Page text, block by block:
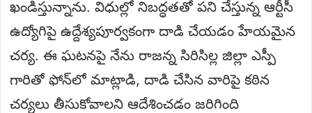
ఖండిస్తున్నాను. విధుల్లో నిబద్ధతతో పని చేస్తున్న ఆర్టీసీ
ఉద్యోగిపై ఉద్దేశ్యపూర్వకంగా దాడి చేయడం హేయమైన
చర్య. ఈ ఘటనపై నేను రాజన్న సిరిసిల్ల జిల్లా ఎస్పీ
గారితో ఫోన్‌లో మాట్లాడి, దాడి చేసిన వారిపై కఠిన
చర్యలు తీసుకోవాలని ఆదేశించడం జరిగింది